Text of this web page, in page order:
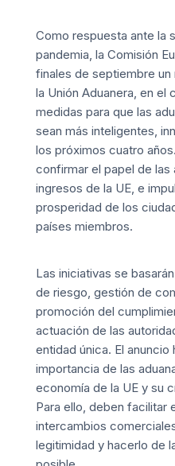
Como respuesta ante la
pandemia, la Comisión
finales de septiembre un
la Unión Aduanera, en el
medidas para que las
sean más inteligentes,
los próximos cuatro
confirmar el papel de las
ingresos de la UE, e
prosperidad de los
países miembros.
Las iniciativas se
de riesgo, gestión de
promoción del
actuación de las
entidad única. El anuncio
importancia de las
economía de la UE y su
Para ello, deben facilitar
intercambios
legitimidad y hacerlo de